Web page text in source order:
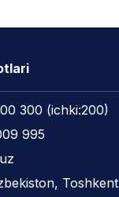
300 (ichki:200)
995
Toshkent